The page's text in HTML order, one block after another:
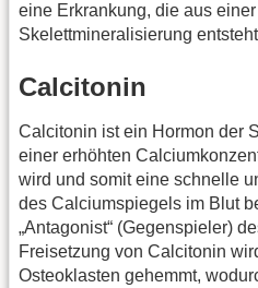
eine Erkrankung, die aus
Skelettmineralisierung
Calcitonin
Calcitonin ist ein Hormon der
einer erhöhten
wird und somit eine schnelle
des Calciumspiegels im Blut
„Antagonist“ (Gegenspieler)
Freisetzung von Calcitonin
Osteoklasten gehemmt,